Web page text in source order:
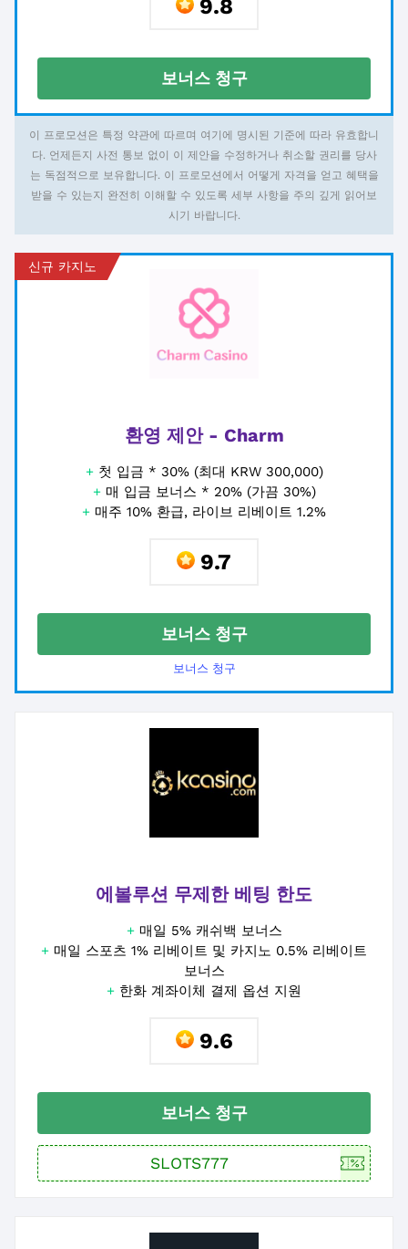
9.8
보너스 청구
이 프로모션은 특정 약관에 따르며 여기에 명시된 기준에 따라 유효합니
다. 언제든지 사전 통보 없이 이 제안을 수정하거나 취소할 권리를 당사
는 독점적으로 보유합니다. 이 프로모션에서 어떻게 자격을 얻고 혜택을
받을 수 있는지 완전히 이해할 수 있도록 세부 사항을 주의 깊게 읽어보
시기 바랍니다.
신규 카지노
환영 제안 - Charm
+ 첫 입금 * 30% (최대 KRW 300,000)
+ 매 입금 보너스 * 20% (가끔 30%)
+ 매주 10% 환급, 라이브 리베이트 1.2%
9.7
보너스 청구
보너스 청구
에볼루션 무제한 베팅 한도
+ 매일 5% 캐쉬백 보너스
+ 매일 스포츠 1% 리베이트 및 카지노 0.5% 리베이트
보너스
+ 한화 계좌이체 결제 옵션 지원
9.6
보너스 청구